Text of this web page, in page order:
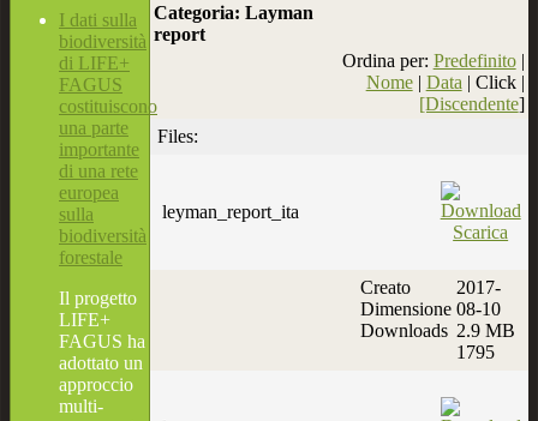
Categoria: Layman
report
Ordina per: Predefinito|
Nome| Data | Click |
[Discendente]
Files:
leyman_report_ita
Scarica
Creato
Dimensione
Downloads
2017-
08-10
2.9 MB
1795
I dati sulla
biodiversità
di LIFE+
FAGUS
costituiscono
una parte
importante
di una rete
europea
sulla
biodiversità
forestale
Il progetto
LIFE+
FAGUS ha
adottato un
approccio
multi-